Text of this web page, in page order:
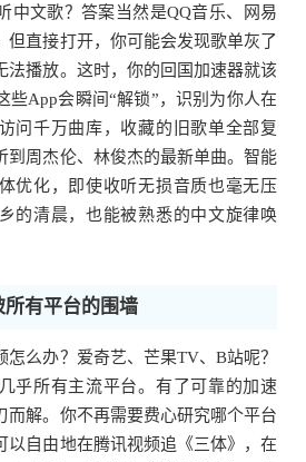
中文歌？答案当然是QQ音乐、网易
但直接打开，你可能会发现歌单灰了
法播放。这时，你的回国加速器就该
些App会瞬间“解锁”，识别为你人在
问千万曲库，收藏的旧歌单全部复
到周杰伦、林俊杰的最新单曲。智能
优化，即使收听无损音质也毫无压
的清晨，也能被熟悉的中文旋律唤
有平台的围墙
怎么办？爱奇艺、芒果TV、B站呢？
乎所有主流平台。有了可靠的加速
而解。你不再需要费心研究哪个平台
以自由地在腾讯视频追《三体》，在